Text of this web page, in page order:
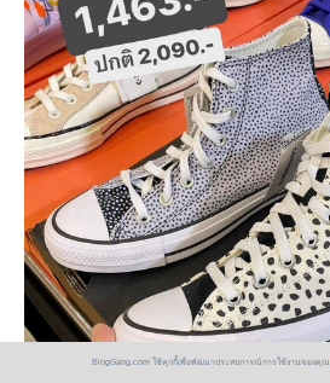
BlogGang.com ใช้คุกกี้เพื่อพัฒนาประสบการณ์การใช้งานของคุณ